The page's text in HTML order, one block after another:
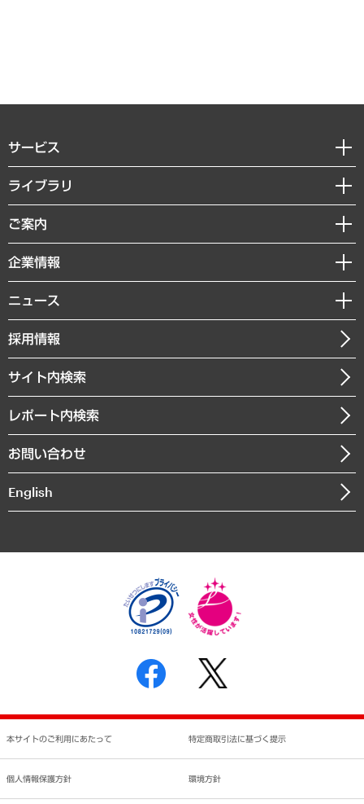
サービス
経営戦略
組織・人事戦略
デジタルイノベーション
共生・ダイバーシティ
GRC（ガバナンス・リスク・コンプライアンス）・防災（政策）
経済・産業・雇用・労働
まちづくり・観光・交通・スポーツ・スマートシティ
自然資源・農林水産業・食料システム
ライブラリ
経済調査
レポート
コラム
経営用語集
受託・受注実績（官公庁関連）
メディア掲載・出演
ご案内
セミナー・イベント情報
MUFGビジネスセミナー
受託案件情報
企業情報
私たちの想い
社長メッセージ
会社概要
沿革
組織図・本部部室紹介
インドネシア現地法人
個人情報保護方針
反社会的勢力に対する基本方針
書面による個人情報の開示等の請求の手続きについて
ニュース
ニュースリリース
お知らせ
採用情報
サイト内検索
レポート内検索
お問い合わせ
English
本サイトのご利用にあたって 特定商取引法に基づく提示
個人情報保護方針 環境方針